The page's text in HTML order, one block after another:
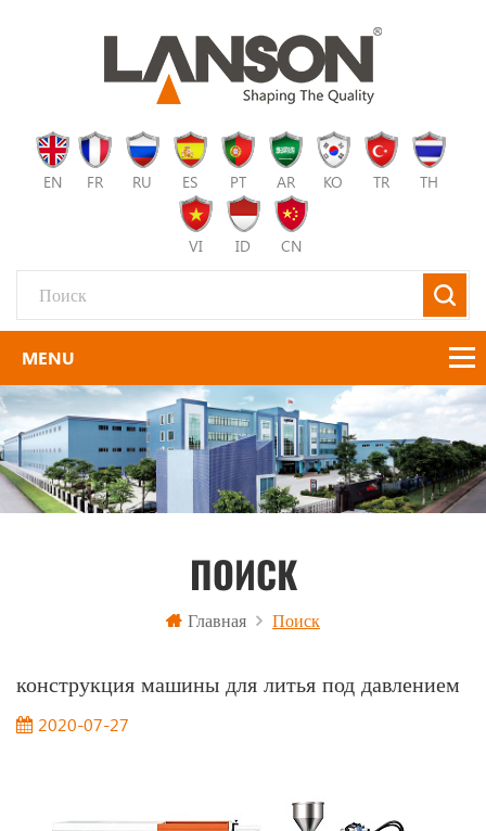
EN FR RU ES PT AR KO TR TH
VI ID CN
ПОИСК
Главная Поиск
конструкция машины для литья под давлением
2020-07-27